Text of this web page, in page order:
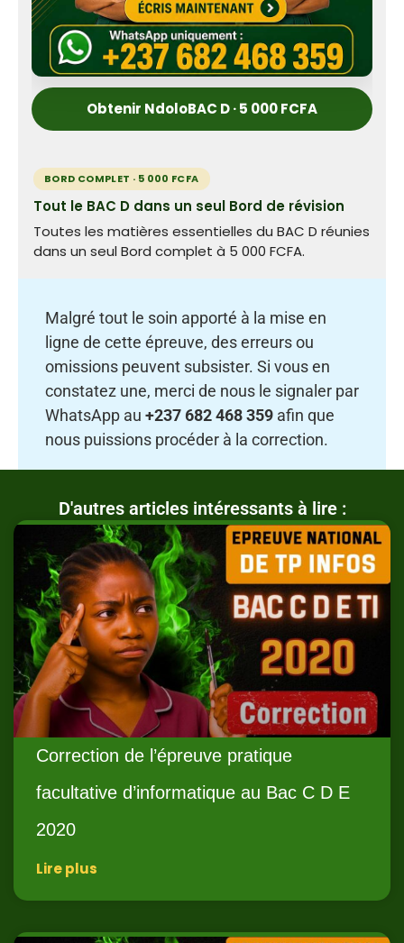
Obtenir NdoloBAC D · 5 000 FCFA
BORD COMPLET · 5 000 FCFA
Tout le BAC D dans un seul Bord de révision
Toutes les matières essentielles du BAC D réunies
dans un seul Bord complet à 5 000 FCFA.
Malgré tout le soin apporté à la mise en
ligne de cette épreuve, des erreurs ou
omissions peuvent subsister. Si vous en
constatez une, merci de nous le signaler par
WhatsApp au +237 682 468 359 afin que
nous puissions procéder à la correction.
D'autres articles intéressants à lire :
Correction de l’épreuve pratique
facultative d’informatique au Bac C D E
2020
Lire plus